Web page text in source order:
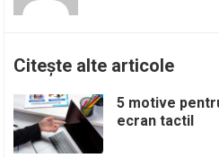
Citește alte articole
5 motive
ecran tactil